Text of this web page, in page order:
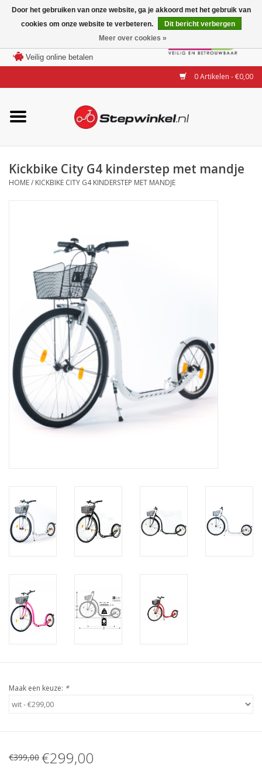
Veilig online betalen
0 Artikelen - €0,00
Merken
Modellen
Accessoires
Steps huren of uitproberen
Kickbike City G4 kinderstep met mandje
HOME/ KICKBIKE CITY G4 KINDERSTEP MET MANDJE
Maak een keuze: *
€399,00 €299,00
Door het gebruiken van onze website, ga je akkoord met het gebruik van
cookies om onze website te verbeteren.
Dit bericht verbergen
Meer over cookies »